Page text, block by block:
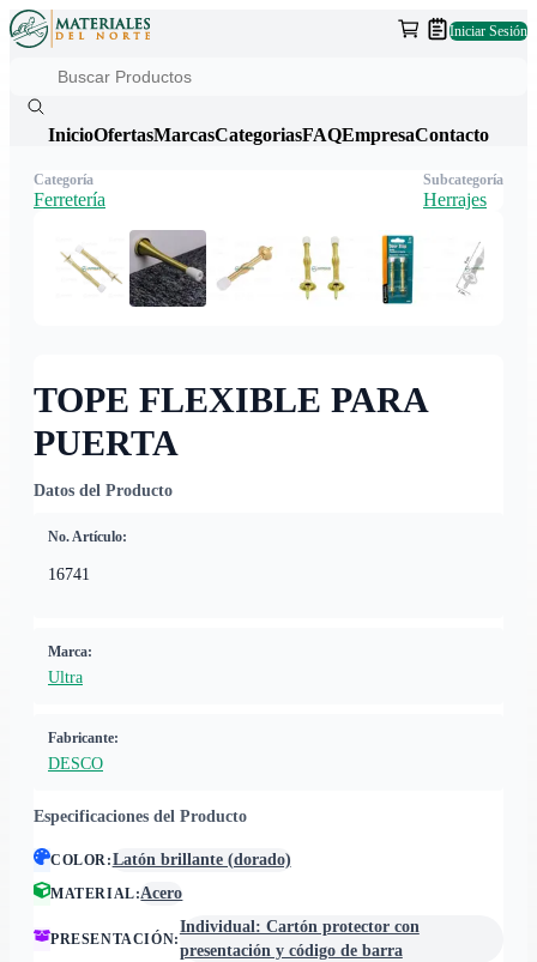
Iniciar Sesión
InicioOfertasMarcasCategoriasFAQEmpresaContacto
TOPE FLEXIBLE PARA
PUERTA
Datos del Producto
No. Artículo:
16741
Marca:
Ultra
Fabricante:
DESCO
Especificaciones del Producto
COLOR:Latón brillante (dorado)
MATERIAL:Acero
PRESENTACIÓN:
Individual: Cartón protector con
presentación y código de barra
Categoría
Ferretería
Subcategoría
Herrajes